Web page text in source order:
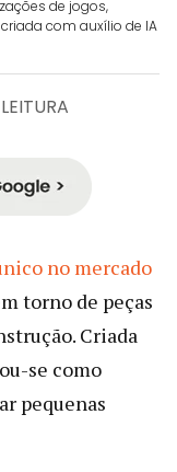
de jogos,
com auxílio de IA
no mercado
torno de peças
Criada
se como
pequenas